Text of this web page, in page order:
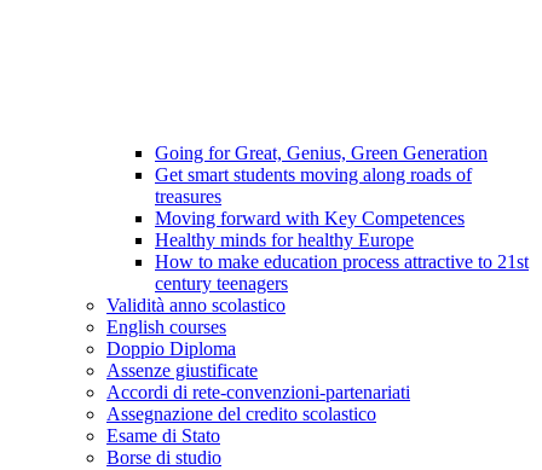
Going for Great, Genius, Green Generation
Get smart students moving along roads of
treasures
Moving forward with Key Competences
Healthy minds for healthy Europe
How to make education process attractive to 21st
century teenagers
Validità anno scolastico
English courses
Doppio Diploma
Assenze giustificate
Accordi di rete-convenzioni-partenariati
Assegnazione del credito scolastico
Esame di Stato
Borse di studio